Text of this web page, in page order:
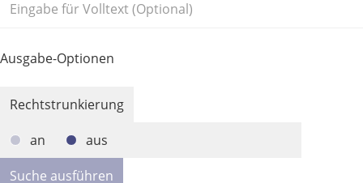
Ausgabe-Optionen
Rechtstrunkierung
an
aus